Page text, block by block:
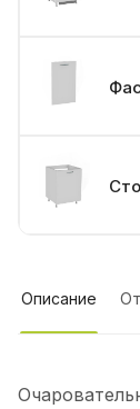
Описание